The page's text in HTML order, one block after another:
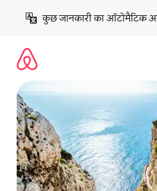
छोड़कर
कॉन्टेंट
कुछ जानकारी का ऑटोमैटिक